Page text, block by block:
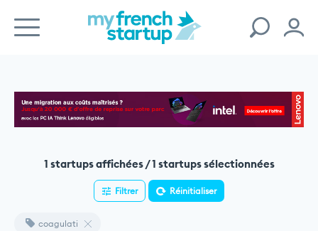
1 startups affichées / 1 startups sélectionnées
Filtrer Réinitialiser
coagulati